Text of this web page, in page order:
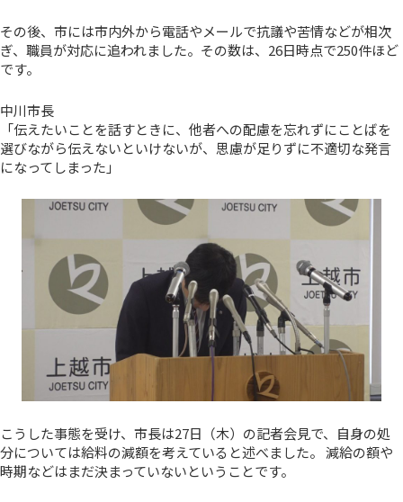
その後、市には市内外から電話やメールで抗議や苦情などが相次
ぎ、職員が対応に追われました。その数は、26日時点で250件ほど
です。
中川市長
「伝えたいことを話すときに、他者への配慮を忘れずにことばを
選びながら伝えないといけないが、思慮が足りずに不適切な発言
になってしまった」
こうした事態を受け、市長は27日（木）の記者会見で、自身の処
分については給料の減額を考えていると述べました。 減給の額や
時期などはまだ決まっていないということです。